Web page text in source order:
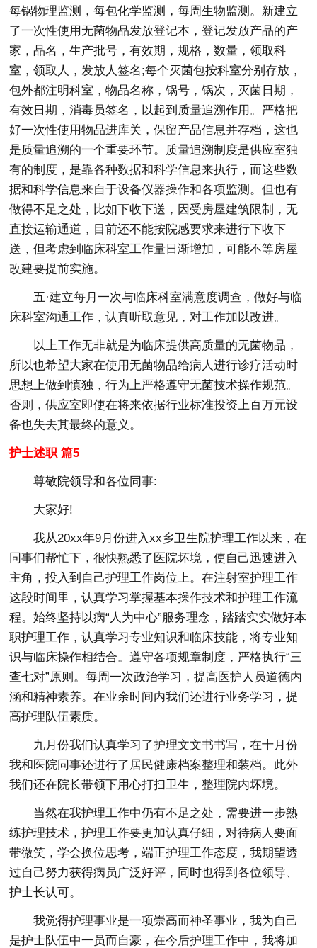
每锅物理监测，每包化学监测，每周生物监测。新建立
了一次性使用无菌物品发放登记本，登记发放产品的产
家，品名，生产批号，有效期，规格，数量，领取科
室，领取人，发放人签名;每个灭菌包按科室分别存放，
包外都注明科室，物品名称，锅号，锅次，灭菌日期，
有效日期，消毒员签名，以起到质量追溯作用。严格把
好一次性使用物品进库关，保留产品信息并存档，这也
是质量追溯的一个重要环节。质量追溯制度是供应室独
有的制度，是靠各种数据和科学信息来执行，而这些数
据和科学信息来自于设备仪器操作和各项监测。但也有
做得不足之处，比如下收下送，因受房屋建筑限制，无
直接运输通道，目前还不能按院感要求来进行下收下
送，但考虑到临床科室工作量日渐增加，可能不等房屋
改建要提前实施。
五·建立每月一次与临床科室满意度调查，做好与临
床科室沟通工作，认真听取意见，对工作加以改进。
以上工作无非就是为临床提供高质量的无菌物品，
所以也希望大家在使用无菌物品给病人进行诊疗活动时
思想上做到慎独，行为上严格遵守无菌技术操作规范。
否则，供应室即使在将来依据行业标准投资上百万元设
备也失去其最终的意义。
护士述职 篇5
尊敬院领导和各位同事:
大家好!
我从20xx年9月份进入xx乡卫生院护理工作以来，在
同事们帮忙下，很快熟悉了医院坏境，使自己迅速进入
主角，投入到自己护理工作岗位上。在注射室护理工作
这段时间里，认真学习掌握基本操作技术和护理工作流
程。始终坚持以病“人为中心”服务理念，踏踏实实做好本
职护理工作，认真学习专业知识和临床技能，将专业知
识与临床操作相结合。遵守各项规章制度，严格执行“三
查七对”原则。每周一次政治学习，提高医护人员道德内
涵和精神素养。在业余时间内我们还进行业务学习，提
高护理队伍素质。
九月份我们认真学习了护理文文书书写，在十月份
我和医院同事还进行了居民健康档案整理和装档。此外
我们还在院长带领下用心打扫卫生，整理院内坏境。
当然在我护理工作中仍有不足之处，需要进一步熟
练护理技术，护理工作要更加认真仔细，对待病人要面
带微笑，学会换位思考，端正护理工作态度，我期望透
过自己努力获得病员广泛好评，同时也得到各位领导、
护士长认可。
我觉得护理事业是一项崇高而神圣事业，我为自己
是护士队伍中一员而自豪，在今后护理工作中，我将加